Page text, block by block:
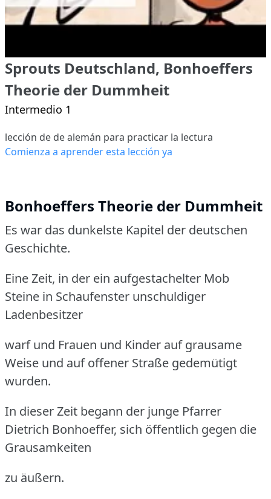
Sprouts Deutschland, Bonhoeffers
Theorie der Dummheit
Intermedio 1
lección de de alemán para practicar la lectura
Comienza a aprender esta lección ya
Bonhoeffers Theorie der Dummheit
Es war das dunkelste Kapitel der deutschen
Geschichte.
Eine Zeit, in der ein aufgestachelter Mob
Steine in Schaufenster unschuldiger
Ladenbesitzer
warf und Frauen und Kinder auf grausame
Weise und auf offener Straße gedemütigt
wurden.
In dieser Zeit begann der junge Pfarrer
Dietrich Bonhoeffer, sich öffentlich gegen die
Grausamkeiten
zu äußern.